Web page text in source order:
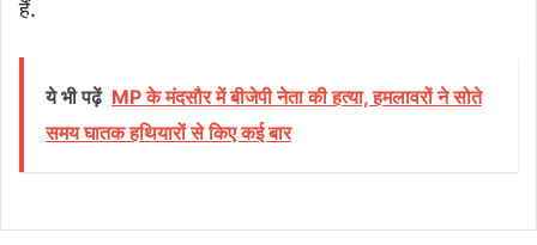
हैं.
ये भी पढ़ें MP के मंदसौर में बीजेपी नेता की हत्या, हमलावरों ने सोते
समय घातक हथियारों से किए कई बार